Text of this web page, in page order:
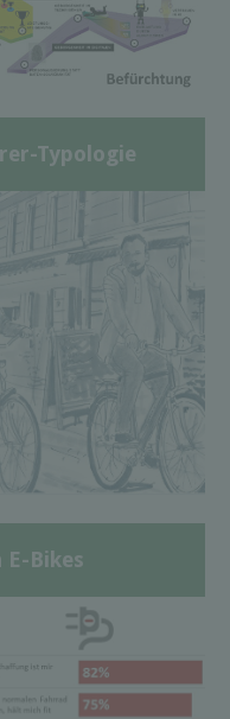
Typologie
Bikes